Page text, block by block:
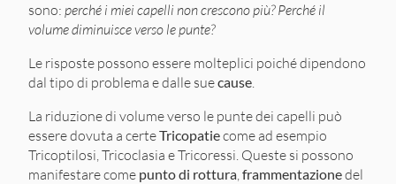
sono: perché i miei capelli non crescono più? Perché il
volume diminuisce verso le punte?
Le risposte possono essere molteplici poiché dipendono
dal tipo di problema e dalle suecause.
La riduzione di volume verso le punte dei capelli può
essere dovuta a certeTricopatiecome ad esempio
Tricoptilosi, Tricoclasia e Tricoressi. Queste si possono
manifestare come punto di rottura,frammentazionedel